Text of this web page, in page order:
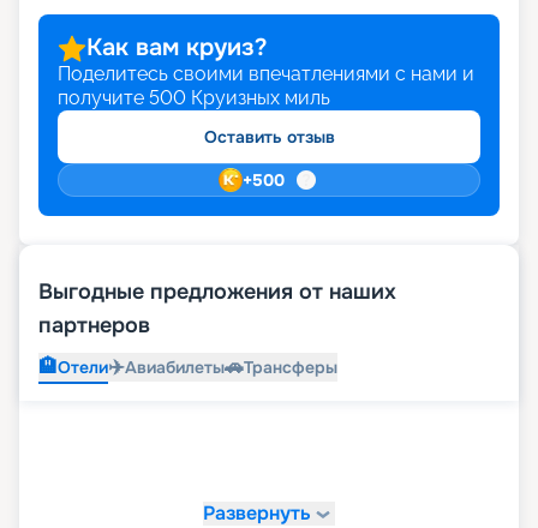
стоимость путешествия. Бронируйте круиз
прямо на этой странице сайта.
Как вам круиз?
Поделитесь своими впечатлениями с нами и
получите 500 Круизных миль
Оставить отзыв
+500
Выгодные предложения от наших
партнеров
🏨Отели✈️Авиабилеты🚗Трансферы
Развернуть